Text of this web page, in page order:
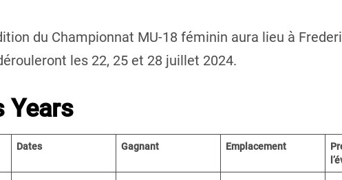
du Championnat MU-18 féminin aura lieu à
les 22, 25 et 28 juillet 2024.
Years
Dates Gagnant Emplacement